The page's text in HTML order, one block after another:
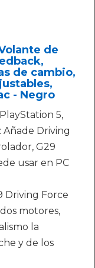
de
de cambio,
- Negro
5,
Añade Driving
G29
usar en PC
Driving Force
motores,
la
y de los